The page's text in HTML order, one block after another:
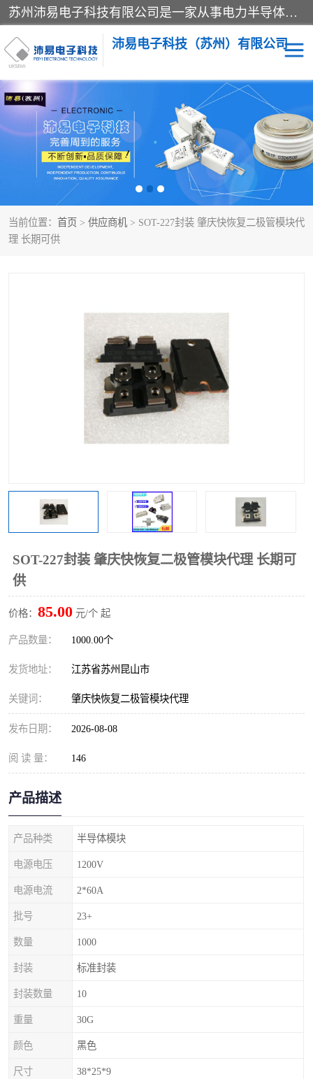
苏州沛易电子科技有限公司是一家从事电力半导体器件和电子元器件的专业代理及分销商，产品包括：IGBT模块、IPM模块、PIM模块、二极管、三极管、可控硅、整流桥、IGBT单管、IGBT电路驱动板、GTR达林顿模块、快恢复二极管、肖特基二极管、熔断器、IC集成电路、快速熔断器等。
沛易电子科技（苏州）有限公司
当前位置： 首页 > 供应商机 > SOT-227封装 肇庆快恢复二极管模块代
理 长期可供
SOT-227封装 肇庆快恢复二极管模块代理 长期可
供
价格： 85.00 元/个 起
产品数量： 1000.00个
发货地址： 江苏省苏州昆山市
关键词： 肇庆快恢复二极管模块代理
发布日期： 2026-08-08
阅 读 量： 146
产品描述
产品种类 半导体模块
电源电压 1200V
电源电流 2*60A
批号 23+
数量 1000
封装 标准封装
封装数量 10
重量 30G
颜色 黑色
尺寸 38*25*9
西门康 英飞凌
快恢复二极管 英飞凌IGBT模块
英飞凌可控硅模块 IXYS艾赛斯可控硅
SEMIKRON西门康IGBT SEMIKRON西门康可控硅